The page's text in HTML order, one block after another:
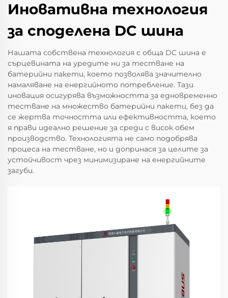
Иновативна технология
за споделена DC шина
Нашата собствена технология с обща DC шина е
сърцевината на уредите ни за тестване на
батерийни пакети, което позволява значително
намаляване на енергийното потребление. Тази
иновация осигурява възможността за едновременно
тестване на множество батерийни пакети, без да
се жертва точността или ефективността, което
я прави идеално решение за среди с висок обем
производство. Технологията не само подобрява
процеса на тестване, но и допринася за целите за
устойчивост чрез минимизиране на енергийните
загуби.